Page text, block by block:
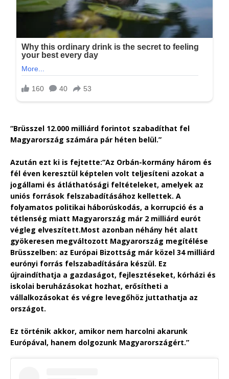
“Brüsszel 12.000 milliárd forintot szabadíthat fel
Magyarország számára pár héten belül.”
Azután ezt ki is fejtette:“Az Orbán-kormány három és
fél éven keresztül képtelen volt teljesíteni azokat a
jogállami és átláthatósági feltételeket, amelyek az
uniós források felszabadításához kellettek. A
folyamatos politikai háborúskodás, a korrupció és a
tétlenség miatt Magyarország már 2 milliárd eurót
végleg elveszített.Most azonban néhány hét alatt
gyökeresen megváltozott Magyarország megítélése
Brüsszelben: az Európai Bizottság már közel 34 milliárd
eurónyi forrás felszabadítására készül. Ez
újraindíthatja a gazdaságot, fejlesztéseket, kórházi és
iskolai beruházásokat hozhat, erősítheti a
vállalkozásokat és végre levegőhöz juttathatja az
országot.
Ez történik akkor, amikor nem harcolni akarunk
Európával, hanem dolgozunk Magyarországért.”